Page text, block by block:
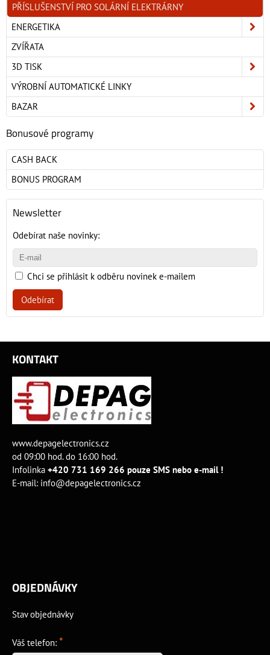
PŘÍSLUŠENSTVÍ PRO SOLÁRNÍ ELEKTRÁRNY
ENERGETIKA
ZVÍŘATA
3D TISK
VÝROBNÍ AUTOMATICKÉ LINKY
BAZAR
Bonusové programy
CASH BACK
BONUS PROGRAM
Newsletter
Odebírat naše novinky:
Chci se přihlásit k odběru novinek e-mailem
Odebírat
KONTAKT
www.depagelectronics.cz
od 09:00 hod. do 16:00 hod.
Infolinka +420 731 169 266 pouze SMS nebo e-mail !
E-mail: info@depagelectronics.cz
OBJEDNÁVKY
Stav objednávky
Váš telefon: *